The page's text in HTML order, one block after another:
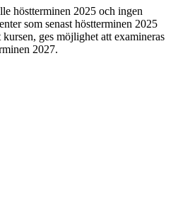
höstterminen 2025 och ingen
som senast höstterminen 2025
ges möjlighet att examineras
2027.